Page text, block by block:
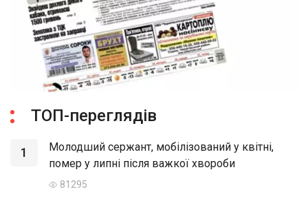
ТОП-переглядів
1
Молодший сержант, мобілізований у квітні,
помер у липні після важкої хвороби
81295